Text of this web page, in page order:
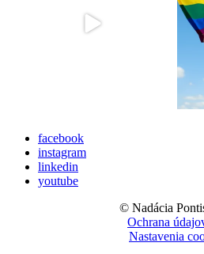
facebook
instagram
linkedin
youtube
© Nadácia
Ochrana
Nastavenia